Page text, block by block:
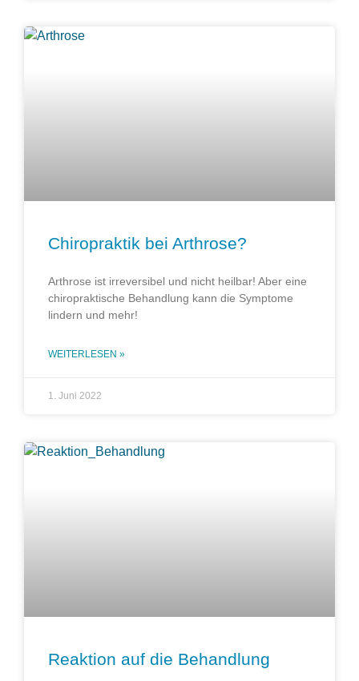
Chiropraktik bei Arthrose?
Arthrose ist irreversibel und nicht heilbar! Aber eine
chiropraktische Behandlung kann die Symptome
lindern und mehr!
WEITERLESEN »
1. Juni 2022
Reaktion auf die Behandlung